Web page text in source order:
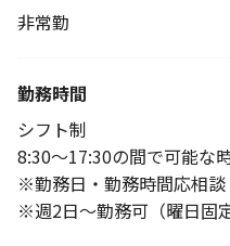
非常勤
勤務時間
シフト制
8:30〜17:30の間で可能な
※勤務日・勤務時間応相談
※週2日〜勤務可（曜日固